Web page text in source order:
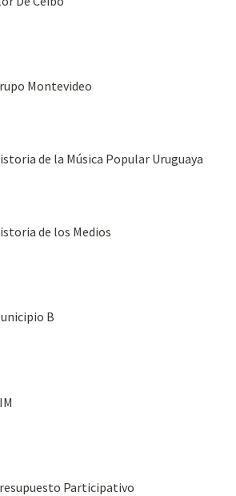
Montevideo
de la Música Popular Uruguaya
de los Medios
B
Participativo